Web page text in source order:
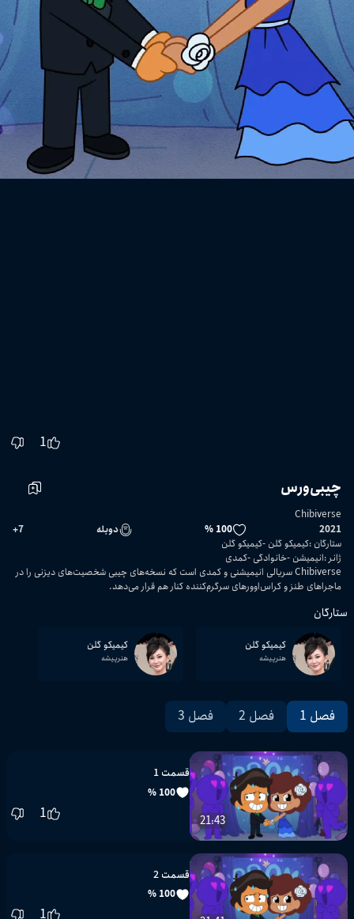
1
چیبی‌ورس
Chibiverse
2021
100 % دوبله 7
+
ستارگان :کیمیکو گلن کیمیکو گلن
ژانر:انیمیشن خانوادگی کمدی
Chibiverse سریالی انیمیشنی و کمدی است که نسخه‌های چیبی شخصیت‌های دیزنی را در
ماجراهای طنز و کراس‌اوورهای سرگرم‌کننده کنار هم قرار می‌دهد.
ستارگان
کیمیکو گلن
هنرپیشه
کیمیکو گلن
هنرپیشه
فصل 1 فصل 2 فصل 3
21:43
قسمت 1
100 %
1
قسمت 2
100 %
1